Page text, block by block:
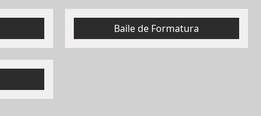
Baile de Formatura